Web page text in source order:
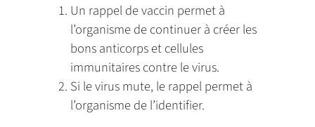
Un rappel de vaccin permet à
l’organisme de continuer à créer les
bons anticorps et cellules
immunitaires contre le virus.
Si le virus mute, le rappel permet à
l’organisme de l’identifier.